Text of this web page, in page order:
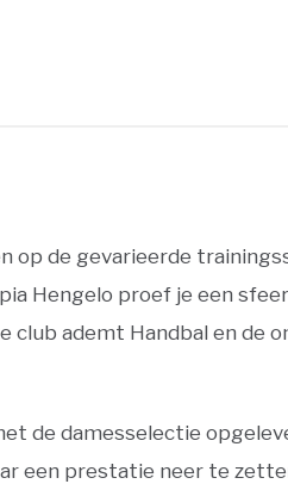
op de gevarieerde
Hengelo proef je een
ademt Handbal en de
de damesselectie
een prestatie neer te